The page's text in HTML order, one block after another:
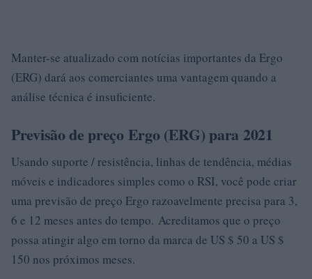
Manter-se atualizado com notícias importantes da Ergo
(ERG) dará aos comerciantes uma vantagem quando a
análise técnica é insuficiente.
Previsão de preço Ergo (ERG) para 2021
Usando suporte / resistência, linhas de tendência, médias
móveis e indicadores simples como o RSI, você pode criar
uma previsão de preço Ergo razoavelmente precisa para 3,
6 e 12 meses antes do tempo. Acreditamos que o preço
possa atingir algo em torno da marca de US $ 50 a US $
150 nos próximos meses.